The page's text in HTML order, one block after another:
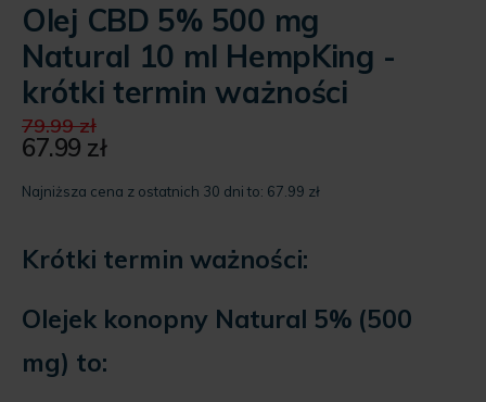
Olej CBD 5% 500 mg
Natural 10 ml HempKing -
krótki termin ważności
79.99zł
cena
79.99 zł.
67.99 zł
cena
67.99 zł.
Najniższa cena z ostatnich 30 dni to: 67.99 zł
Krótki termin ważności:
Olejek konopny Natural 5% (500
mg) to: